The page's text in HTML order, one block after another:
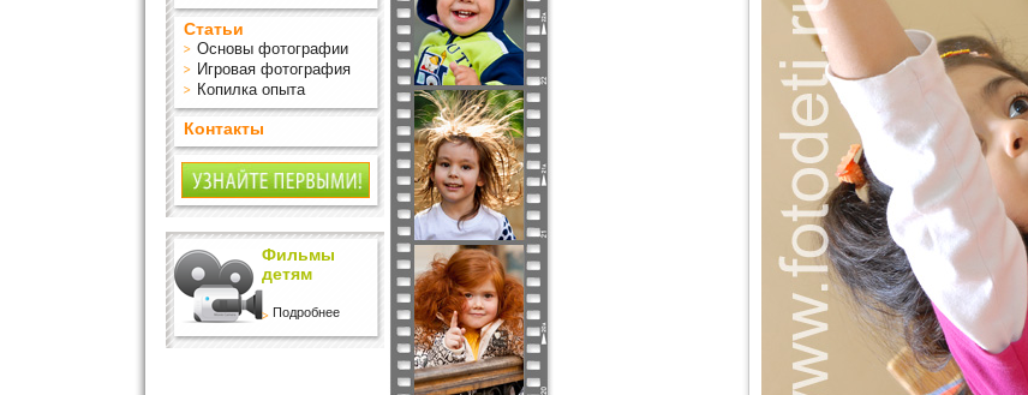
Статьи
Основы фотографии
Игровая фотография
Копилка опыта
Контакты
Фильмы
детям
Подробнее